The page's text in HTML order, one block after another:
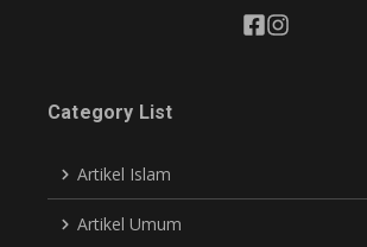
Category List
Artikel Islam
Artikel Umum